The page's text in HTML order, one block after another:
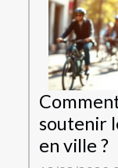
soutenir
en ville ?